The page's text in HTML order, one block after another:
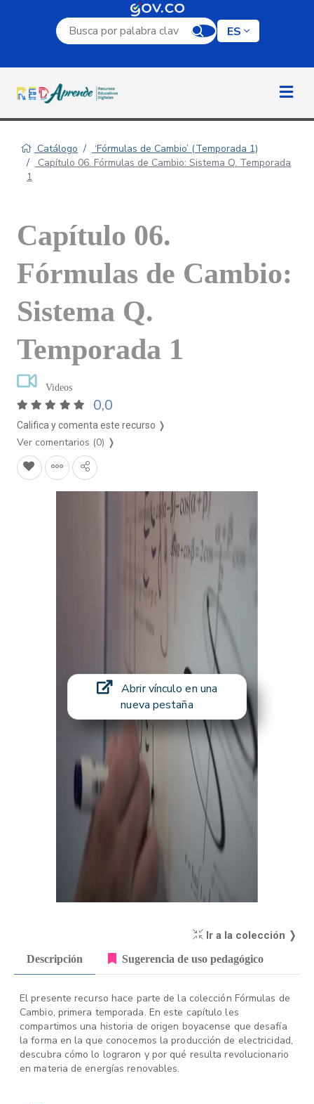
Campo de búsqueda por palabra clave
ES
Catálogo
‘Fórmulas de Cambio’ (Temporada 1)
Capítulo 06. Fórmulas de Cambio: Sistema Q. Temporada
1
Capítulo 06.
Fórmulas de Cambio:
Sistema Q.
Temporada 1
Videos
0,0
Califica y comenta este recurso ❭
Ver comentarios (0) ❭
Abrir vínculo en una
nueva pestaña
Ir a la colección ❭
Descripción Sugerencia de uso pedagógico
El presente recurso hace parte de la colección Fórmulas de
Cambio, primera temporada. En este capítulo les
compartimos una historia de origen boyacense que desafía
la forma en la que conocemos la producción de electricidad,
descubra cómo lo lograron y por qué resulta revolucionario
en materia de energías renovables.